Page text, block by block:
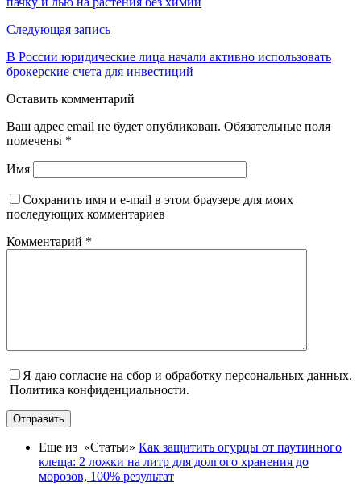
Следующая запись
В России юридические лица начали активно использовать
брокерские счета для инвестиций
Оставить комментарий
Ваш адрес email не будет опубликован. Обязательные поля
помечены *
Имя
Сохранить имя и e-mail в этом браузере для моих
последующих комментариев
Комментарий *
Я даю согласие на сбор и обработку персональных данных.
Политика конфиденциальности.
Отправить
Еще из «Статьи» Как защитить огурцы от паутинного
клеща: 2 ложки на литр для долгого хранения до
морозов, 100% результат